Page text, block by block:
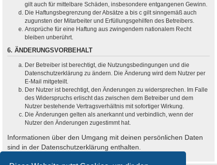
gilt auch für mittelbare Schäden, insbesondere entgangenen Gewinn.
Die Haftungsbegrenzung der Absätze a bis c gilt sinngemäß auch
zugunsten der Mitarbeiter und Erfüllungsgehilfen des Betreibers.
Ansprüche für eine Haftung aus zwingendem nationalem Recht
bleiben unberührt.
6. ÄNDERUNGSVORBEHALT
Der Betreiber ist berechtigt, die Nutzungsbedingungen und die
Datenschutzerklärung zu ändern. Die Änderung wird dem Nutzer per
E-Mail mitgeteilt.
Der Nutzer ist berechtigt, den Änderungen zu widersprechen. Im Falle
des Widerspruchs erlischt das zwischen dem Betreiber und dem
Nutzer bestehende Vertragsverhältnis mit sofortiger Wirkung.
Die Änderungen gelten als anerkannt und verbindlich, wenn der
Nutzer den Änderungen zugestimmt hat.
Informationen über den Umgang mit deinen persönlichen Daten
sind in der Datenschutzerklärung enthalten.